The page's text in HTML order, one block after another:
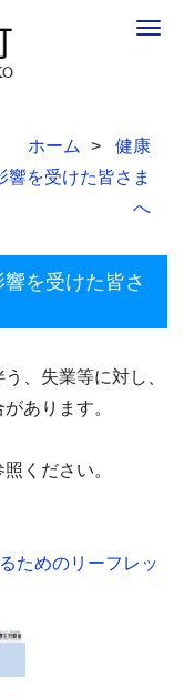
ホーム
健康
響を受けた皆さま
へ
を受けた皆さ
、失業等に対し、
あります。
ください。
ためのリーフレッ